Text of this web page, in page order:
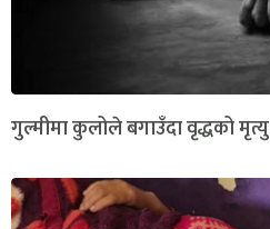
गुल्मीमा कुलोले बगाउँदा वृद्धको मृत्यु